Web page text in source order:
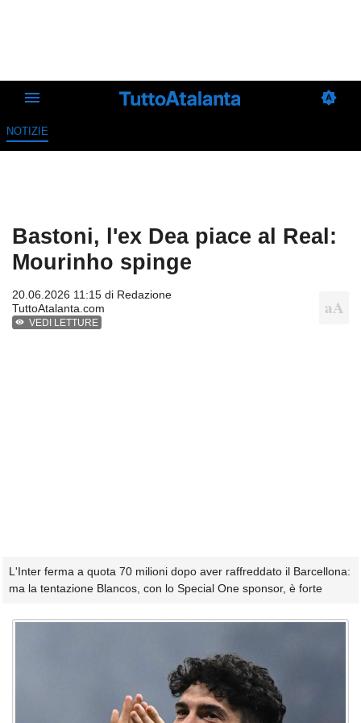
NOTIZIE
Bastoni, l'ex Dea piace al Real:
Mourinho spinge
20.06.2026 11:15 di Redazione
TuttoAtalanta.com
VEDI LETTURE
L'Inter ferma a quota 70 milioni dopo aver raffreddato il Barcellona:
ma la tentazione Blancos, con lo Special One sponsor, è forte